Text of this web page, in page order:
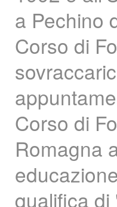
a Pechino
Corso di
Corso di
Romagna
qualifica